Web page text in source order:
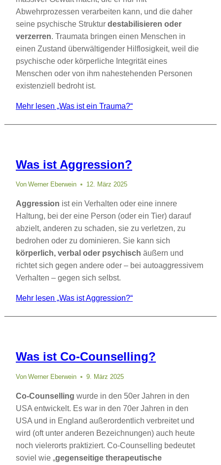
Abwehrprozessen verarbeiten kann, und die daher
seine psychische Struktur destabilisieren oder
verzerren. Traumata bringen einen Menschen in
einen Zustand überwältigender Hilflosigkeit, weil die
psychische oder körperliche Integrität eines
Menschen oder von ihm nahestehenden Personen
existenziell bedroht ist.
Mehr lesen „Was ist ein Trauma?“
Was ist Aggression?
Von Werner Eberwein 12. März 2025
Aggression ist ein Verhalten oder eine innere
Haltung, bei der eine Person (oder ein Tier) darauf
abzielt, anderen zu schaden, sie zu verletzen, zu
bedrohen oder zu dominieren. Sie kann sich
körperlich, verbal oder psychisch äußern und
richtet sich gegen andere oder – bei autoaggressivem
Verhalten – gegen sich selbst.
Mehr lesen „Was ist Aggression?“
Was ist Co-Counselling?
Von Werner Eberwein 9. März 2025
Co-Counselling wurde in den 50er Jahren in den
USA entwickelt. Es war in den 70er Jahren in den
USA und in England außerordentlich verbreitet und
wird (oft unter anderen Bezeichnungen) auch heute
noch vielerorts praktiziert. Co-Counselling bedeutet
soviel wie „gegenseitige therapeutische